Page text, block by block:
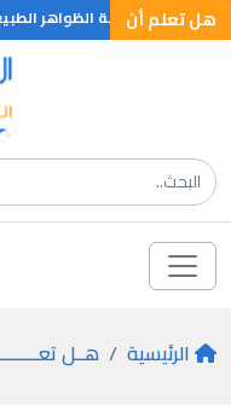
هل تعلم أن
وتختص بدراسة الظواهر
الرئيسية هــل